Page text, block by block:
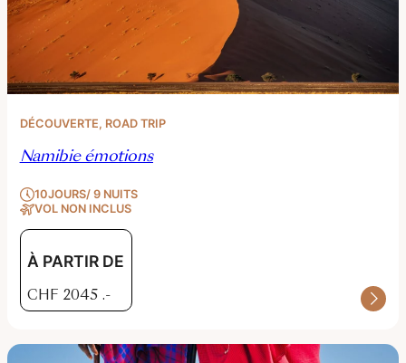
DÉCOUVERTE, ROAD TRIP
Namibie émotions
10JOURS/ 9 NUITS
VOL NON INCLUS
À PARTIR DE
CHF 2045 .-